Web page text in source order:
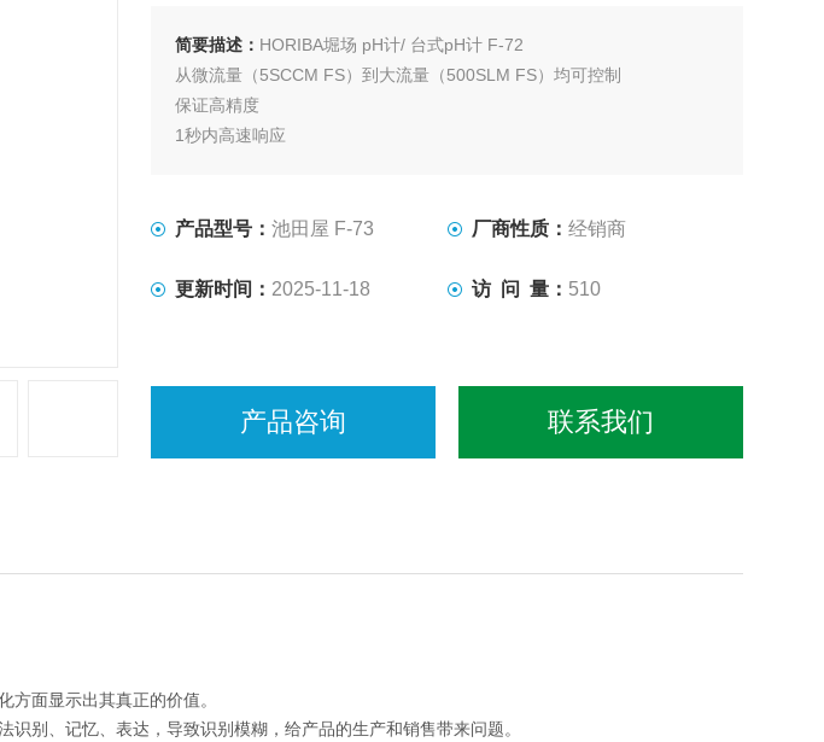
简要描述： HORIBA堀场 pH计/ 台式pH计 F-72
从微流量（5SCCM FS）到大流量（500SLM FS）均可控制
保证高精度
1秒内高速响应
产品型号：池田屋 F-73 厂商性质： 经销商
更新时间： 2025-11-18 访 问 量： 510
产品咨询 联系我们
方面显示出其真正的价值。
识别、记忆、表达，导致识别模糊，给产品的生产和销售带来问题。